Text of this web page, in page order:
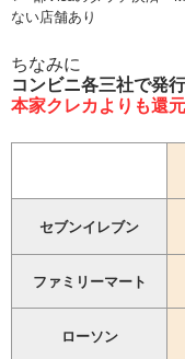
ない店舗あり
ちなみに
コンビニ各三社で発
本家クレカよりも還
セブンイレブン
ファミリーマート
ローソン